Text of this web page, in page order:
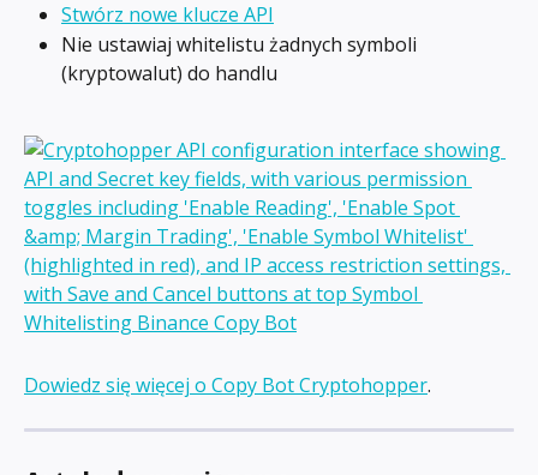
Stwórz nowe klucze API
Nie ustawiaj whitelistu żadnych symboli
(kryptowalut) do handlu
Dowiedz się więcej o Copy Bot Cryptohopper.